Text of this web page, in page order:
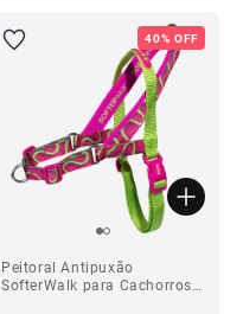
40% OFF
Peitoral Antipuxão
SofterWalk para Cachorros